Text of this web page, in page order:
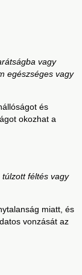
vagy
egészséges vagy
és
okozhat a
féltés vagy
miatt, és
vonzását az